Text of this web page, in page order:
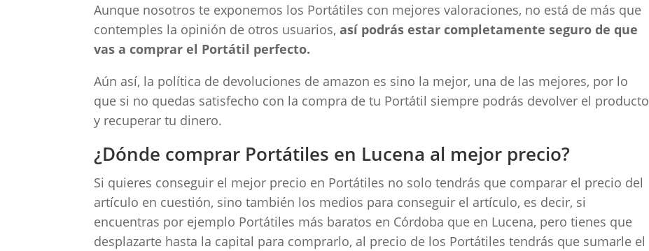
Aunque nosotros te exponemos los Portátiles con mejores valoraciones, no está de más que
contemples la opinión de otros usuarios,así podrás estar completamente seguro de que
vas a comprar el Portátil perfecto.
Aún así, la política de devoluciones de amazon es sino la mejor, una de las mejores, por lo
que si no quedas satisfecho con la compra de tu Portátil siempre podrás devolver el producto
y recuperar tu dinero.
¿Dónde comprar Portátiles en Lucena al mejor precio?
Si quieres conseguir el mejor precio en Portátiles no solo tendrás que comparar el precio del
artículo en cuestión, sino también los medios para conseguir el artículo, es decir, si
encuentras por ejemplo Portátiles más baratos en Córdoba que en Lucena, pero tienes que
desplazarte hasta la capital para comprarlo, al precio de los Portátiles tendrás que sumarle el